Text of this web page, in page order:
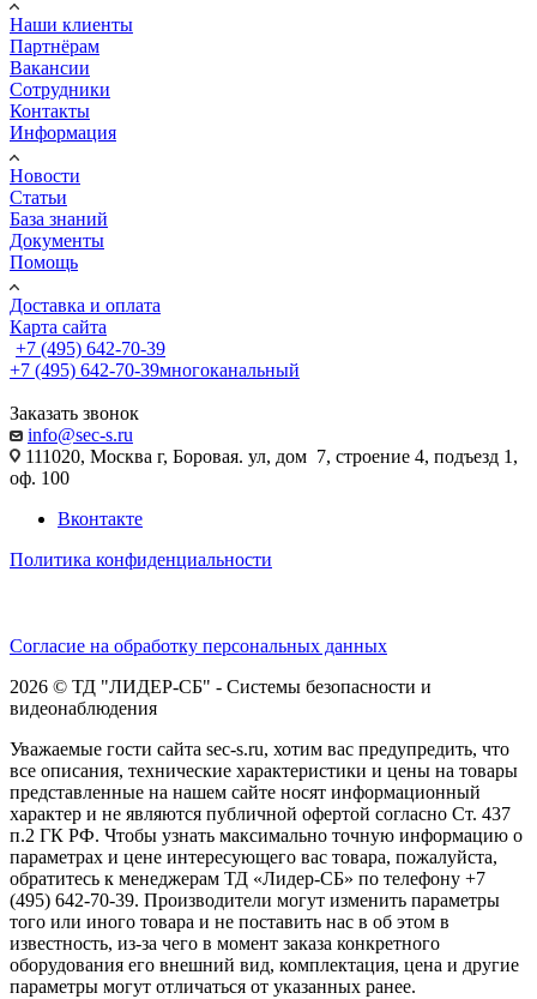
Наши клиенты
Партнёрам
Вакансии
Сотрудники
Контакты
Информация
Новости
Статьи
База знаний
Документы
Помощь
Доставка и оплата
Карта сайта
+7 (495) 642-70-39
+7 (495) 642-70-39многоканальный
Заказать звонок
info@sec-s.ru
111020, Москва г, Боровая. ул, дом 7, строение 4, подъезд 1,
оф. 100
Вконтакте
Политика конфиденциальности
Согласие на обработку персональных данных
2026 © ТД "ЛИДЕР-СБ" - Системы безопасности и
видеонаблюдения
Уважаемые гости сайта sec-s.ru, хотим вас предупредить, что
все описания, технические характеристики и цены на товары
представленные на нашем сайте носят информационный
характер и не являются публичной офертой согласно Ст. 437
п.2 ГК РФ. Чтобы узнать максимально точную информацию о
параметрах и цене интересующего вас товара, пожалуйста,
обратитесь к менеджерам ТД «Лидер-СБ» по телефону +7
(495) 642-70-39. Производители могут изменить параметры
того или иного товара и не поставить нас в об этом в
известность, из-за чего в момент заказа конкретного
оборудования его внешний вид, комплектация, цена и другие
параметры могут отличаться от указанных ранее.